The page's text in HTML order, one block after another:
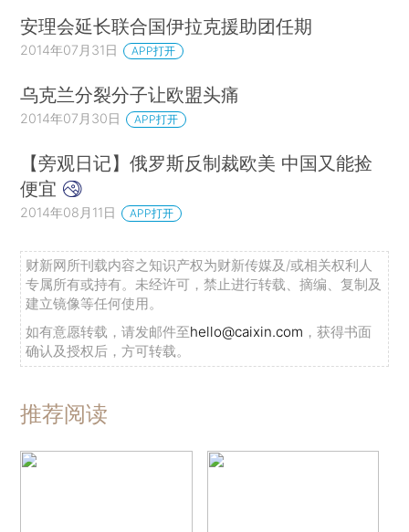
安理会延长联合国伊拉克援助团任期
2014年07月31日 APP打开
乌克兰分裂分子让欧盟头痛
2014年07月30日 APP打开
【旁观日记】俄罗斯反制裁欧美 中国又能捡
便宜
2014年08月11日 APP打开
财新网所刊载内容之知识产权为财新传媒及/或相关权利人
专属所有或持有。未经许可，禁止进行转载、摘编、复制及
建立镜像等任何使用。
如有意愿转载，请发邮件至hello@caixin.com ，获得书面
确认及授权后，方可转载。
推荐阅读